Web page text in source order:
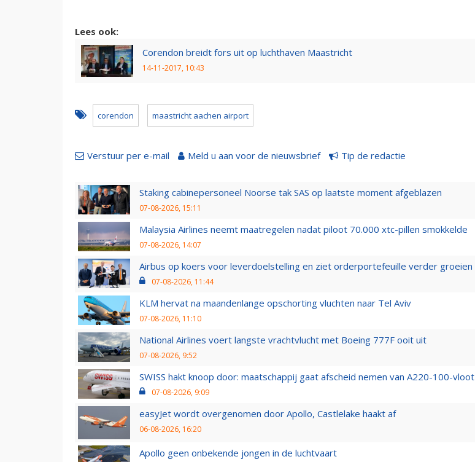
Lees ook:
Corendon breidt fors uit op luchthaven Maastricht
14-11-2017, 10:43
corendon maastricht aachen airport
Verstuur per e-mail Meld u aan voor de nieuwsbrief Tip de redactie
Staking cabinepersoneel Noorse tak SAS op laatste moment afgeblazen
07-08-2026, 15:11
Malaysia Airlines neemt maatregelen nadat piloot 70.000 xtc-pillen smokkelde
07-08-2026, 14:07
Airbus op koers voor leverdoelstelling en ziet orderportefeuille verder groeien
07-08-2026, 11:44
KLM hervat na maandenlange opschorting vluchten naar Tel Aviv
07-08-2026, 11:10
National Airlines voert langste vrachtvlucht met Boeing 777F ooit uit
07-08-2026, 9:52
SWISS hakt knoop door: maatschappij gaat afscheid nemen van A220-100-vloot
07-08-2026, 9:09
easyJet wordt overgenomen door Apollo, Castlelake haakt af
06-08-2026, 16:20
Apollo geen onbekende jongen in de luchtvaart